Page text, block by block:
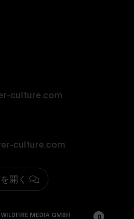
culture.com
culture.com
開く
MEDIA GMBH 0